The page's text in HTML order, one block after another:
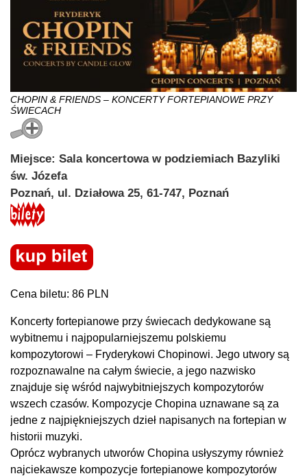
CHOPIN & FRIENDS – KONCERTY FORTEPIANOWE PRZY
ŚWIECACH
Miejsce: Sala koncertowa w podziemiach Bazyliki
św. Józefa
Poznań, ul. Działowa 25, 61-747, Poznań
Cena biletu: 86 PLN
Koncerty fortepianowe przy świecach dedykowane są
wybitnemu i najpopularniejszemu polskiemu
kompozytorowi – Fryderykowi Chopinowi. Jego utwory są
rozpoznawalne na całym świecie, a jego nazwisko
znajduje się wśród najwybitniejszych kompozytorów
wszech czasów. Kompozycje Chopina uznawane są za
jedne z najpiękniejszych dzieł napisanych na fortepian w
historii muzyki.
Oprócz wybranych utworów Chopina usłyszymy również
najciekawsze kompozycje fortepianowe kompozytorów